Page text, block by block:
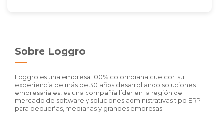
Sobre Loggro
Loggro es una empresa 100% colombiana que con su
experiencia de más de 30 años desarrollando soluciones
empresariales, es una compañía líder en la región del
mercado de software y soluciones administrativas tipo ERP
para pequeñas, medianas y grandes empresas.